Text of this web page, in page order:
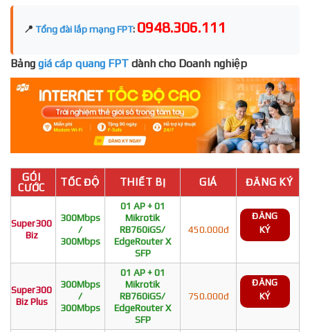
📍 Tổng đài lắp mạng FPT: 0948.306.111
Bảng giá cáp quang FPT dành cho Doanh nghiệp
GÓI
CƯỚC
TỐC ĐỘ THIẾT BỊ GIÁ ĐĂNG KÝ
Super300
Biz
300Mbps
/
300Mbps
01 AP + 01
Mikrotik
RB760iGS/
EdgeRouter X
SFP
450.000đ
ĐĂNG
KÝ
Super300
Biz Plus
300Mbps
/
300Mbps
01 AP + 01
Mikrotik
RB760iGS/
EdgeRouter X
SFP
750.000đ
ĐĂNG
KÝ